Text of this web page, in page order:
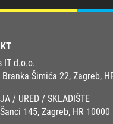
IT d.o.o.
Šimića 22, Zagreb,
/ URED / SKLADIŠTE
145, Zagreb, HR 10000